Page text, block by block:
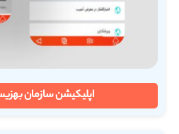
اپلیکیشن سازمان